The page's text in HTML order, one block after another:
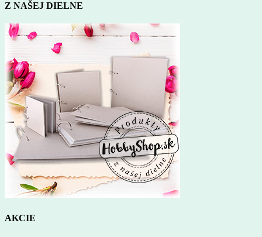
Z NAŠEJ DIELNE
AKCIE